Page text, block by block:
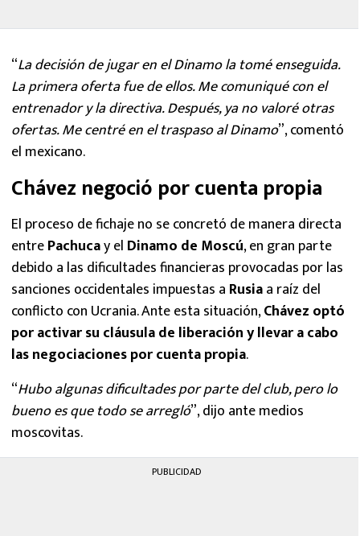
“La decisión de jugar en el Dinamo la tomé enseguida.
La primera oferta fue de ellos. Me comuniqué con el
entrenador y la directiva. Después, ya no valoré otras
ofertas. Me centré en el traspaso al Dinamo”, comentó
el mexicano.
Chávez negoció por cuenta propia
El proceso de fichaje no se concretó de manera directa
entrePachucay el Dinamo de Moscú, en gran parte
debido a las dificultades financieras provocadas por las
sanciones occidentales impuestas a Rusiaa raíz del
conflicto con Ucrania. Ante esta situación,Chávez optó
por activar su cláusula de liberación y llevar a cabo
las negociaciones por cuenta propia.
“Hubo algunas dificultades por parte del club, pero lo
bueno es que todo se arregló”, dijo ante medios
moscovitas.
PUBLICIDAD